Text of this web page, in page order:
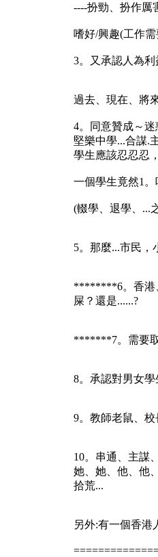
----扮勁、扮作厲
嗜好/興趣(工作
3。又承認人為
過去、現在、將
4。同意贊成～
堅樂中學...合謀.
學生應該忍忍忍
一個學生竟然1。
(輟學、退學、...
5。那麼...市民，
********6。香港
屎？還是......?
*******7。需要
8。承認對男女
9。教師老鼠、校
10。串通、主謀
她、她、他、他
拾荒...
另外:有一個香港